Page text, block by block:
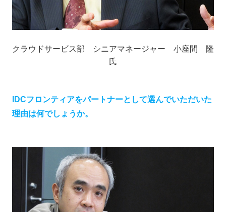
クラウドサービス部 シニアマネージャー 小座間 隆
氏
IDCフロンティアをパートナーとして選んでいただいた
理由は何でしょうか。